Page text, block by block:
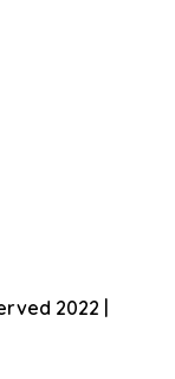
2022 |